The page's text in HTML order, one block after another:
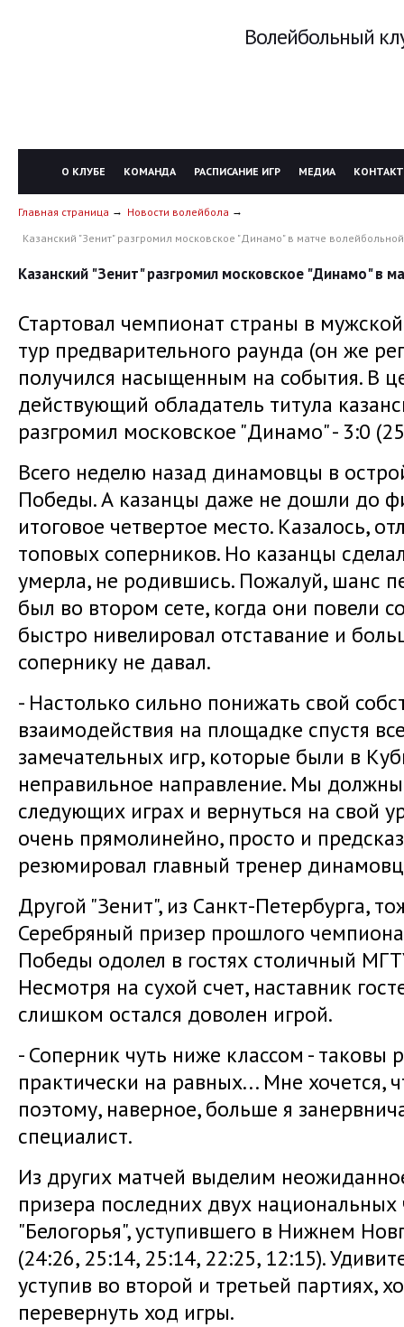
Волейбольный
О КЛУБЕ КОМАНДА РАСПИСАНИЕ ИГР МЕДИА
Главная страница
Новости волейбола
Казанский "Зенит" разгромил московское "Динамо" в матче
Казанский "Зенит" разгромил московское "Динамо" в
Стартовал чемпионат страны в
тур предварительного раунда (он же
получился насыщенным на события. В
действующий обладатель титула
разгромил московское "Динамо" - 3:0
Всего неделю назад динамовцы в
Победы. А казанцы даже не дошли до
итоговое четвертое место. Казалось,
топовых соперников. Но казанцы
умерла, не родившись. Пожалуй, шанс
был во втором сете, когда они повели
быстро нивелировал отставание и
сопернику не давал.
- Настолько сильно понижать свой
взаимодействия на площадке спустя
замечательных игр, которые были в
неправильное направление. Мы
следующих играх и вернуться на свой
очень прямолинейно, просто и
резюмировал главный тренер
Другой "Зенит", из Санкт-Петербурга,
Серебряный призер прошлого
Победы одолел в гостях столичный
Несмотря на сухой счет, наставник
слишком остался доволен игрой.
- Соперник чуть ниже классом - таковы
практически на равных... Мне хочется,
поэтому, наверное, больше я
специалист.
Из других матчей выделим
призера последних двух
"Белогорья", уступившего в Нижнем
(24:26, 25:14, 25:14, 22:25, 12:15).
уступив во второй и третьей партиях,
перевернуть ход игры.